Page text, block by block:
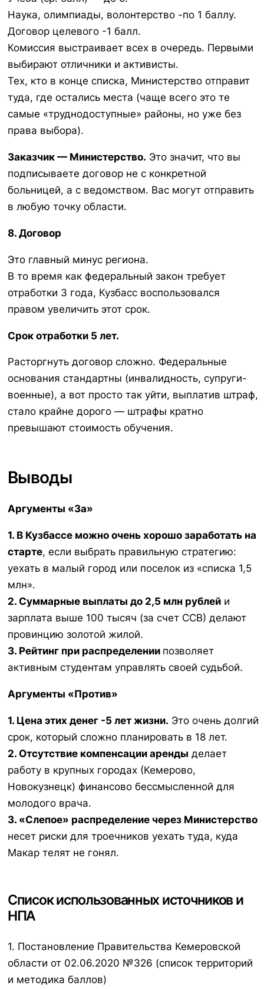
Наука, олимпиады, волонтерство -по 1 баллу.
Договор целевого -1 балл.
Комиссия выстраивает всех в очередь. Первыми
выбирают отличники и активисты.
Тех, кто в конце списка, Министерство отправит
туда, где остались места (чаще всего это те
самые «труднодоступные» районы, но уже без
права выбора).
Заказчик — Министерство. Это значит, что вы
подписываете договор не с конкретной
больницей, а с ведомством. Вас могут отправить
в любую точку области.
8. Договор
Это главный минус региона.
В то время как федеральный закон требует
отработки 3 года, Кузбасс воспользовался
правом увеличить этот срок.
Срок отработки 5 лет.
Расторгнуть договор сложно. Федеральные
основания стандартны (инвалидность, супруги-
военные), а вот просто так уйти, выплатив штраф,
стало крайне дорого — штрафы кратно
превышают стоимость обучения.
Выводы
Аргументы «За»
1. В Кузбассе можно очень хорошо заработать на
старте, если выбрать правильную стратегию:
уехать в малый город или поселок из «списка 1,5
млн».
2. Суммарные выплаты до 2,5 млн рублей и
зарплата выше 100 тысяч (за счет ССВ) делают
провинцию золотой жилой.
3. Рейтинг при распределении позволяет
активным студентам управлять своей судьбой.
Аргументы «Против»
1. Цена этих денег -5 лет жизни. Это очень долгий
срок, который сложно планировать в 18 лет.
2. Отсутствие компенсации аренды делает
работу в крупных городах (Кемерово,
Новокузнецк) финансово бессмысленной для
молодого врача.
3. «Слепое» распределение через Министерство
несет риски для троечников уехать туда, куда
Макар телят не гонял.
Список использованных источников и
НПА
1. Постановление Правительства Кемеровской
области от 02.06.2020 №326 (список территорий
и методика баллов)